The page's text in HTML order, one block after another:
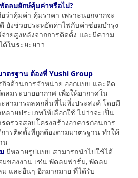
ดลมยักษ์คุ้มค่าหรือไม่?
ว่าคุ้มค่า คุ้มราคา เพราะนอกจากจะ
ยังช่วยประหยัดค่าไฟกับค่าซ่อมบำรุง
ายสูงหลังจากการติดตั้ง และมีความ
ในระยะยาว
ตรฐาน ต้องที่ Yushi Group
กิจด้านการจำหน่าย ออกแบบ และติด
ลมระบายอากาศ เพื่อให้อากาศใน
สามารถลดกลิ่นที่ไม่พึ่งประสงค์ โดยมี
ายประเภทให้เลือกใช้ ไม่ว่าจะเป็น
ตรวจสอบโครงสร้างอาคารก่อนการ
ารติดตั้งที่ถูกต้องตามมาตรฐาน ทำให้
น
มีหลายรูปแบบ สามารถนำไปใช้ได้
มของงาน เช่น พัดลมฟาร์ม, พัดลม
และอื่นๆ อีกมากมาย ที่ได้รับ